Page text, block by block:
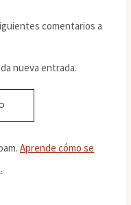
comentarios a
nueva entrada.
Aprende cómo se